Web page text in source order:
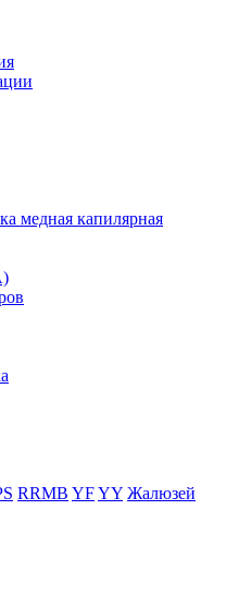
медная капилярная
RRMB YFYY Жалюзей